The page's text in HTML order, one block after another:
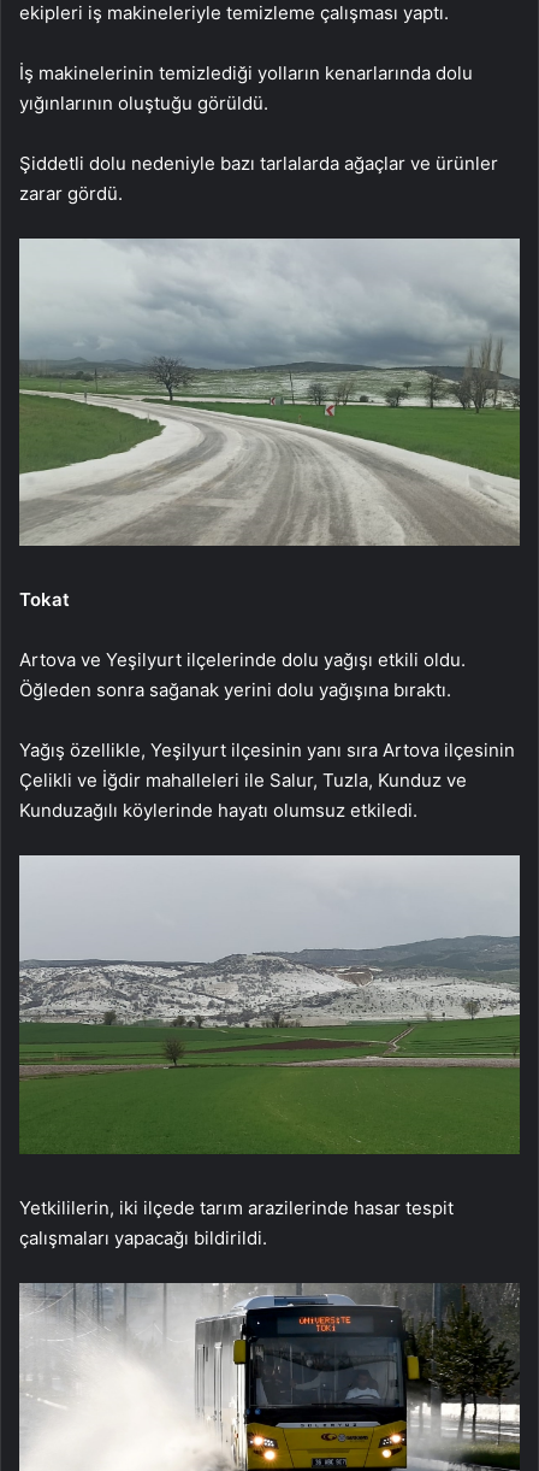
ekipleri iş makineleriyle temizleme çalışması yaptı.
İş makinelerinin temizlediği yolların kenarlarında dolu
yığınlarının oluştuğu görüldü.
Şiddetli dolu nedeniyle bazı tarlalarda ağaçlar ve ürünler
zarar gördü.
Tokat
Artova ve Yeşilyurt ilçelerinde dolu yağışı etkili oldu.
Öğleden sonra sağanak yerini dolu yağışına bıraktı.
Yağış özellikle, Yeşilyurt ilçesinin yanı sıra Artova ilçesinin
Çelikli ve İğdir mahalleleri ile Salur, Tuzla, Kunduz ve
Kunduzağılı köylerinde hayatı olumsuz etkiledi.
Yetkililerin, iki ilçede tarım arazilerinde hasar tespit
çalışmaları yapacağı bildirildi.